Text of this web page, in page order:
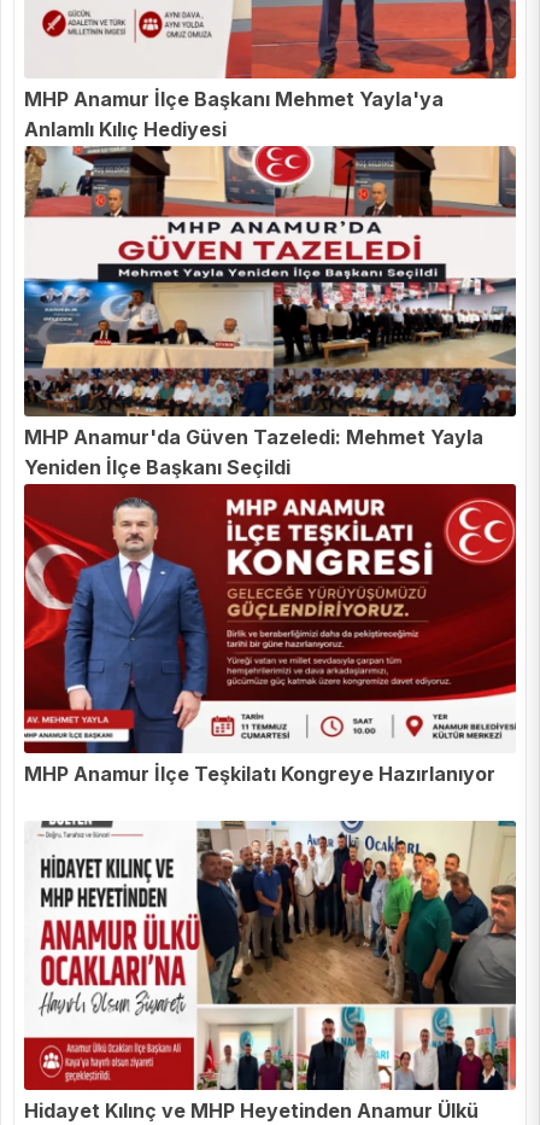
MHP Anamur İlçe Başkanı Mehmet Yayla'ya
Anlamlı Kılıç Hediyesi
MHP Anamur'da Güven Tazeledi: Mehmet Yayla
Yeniden İlçe Başkanı Seçildi
MHP Anamur İlçe Teşkilatı Kongreye Hazırlanıyor
Hidayet Kılınç ve MHP Heyetinden Anamur Ülkü